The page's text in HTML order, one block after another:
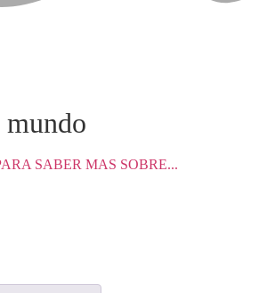
mundo
SABER MAS SOBRE...